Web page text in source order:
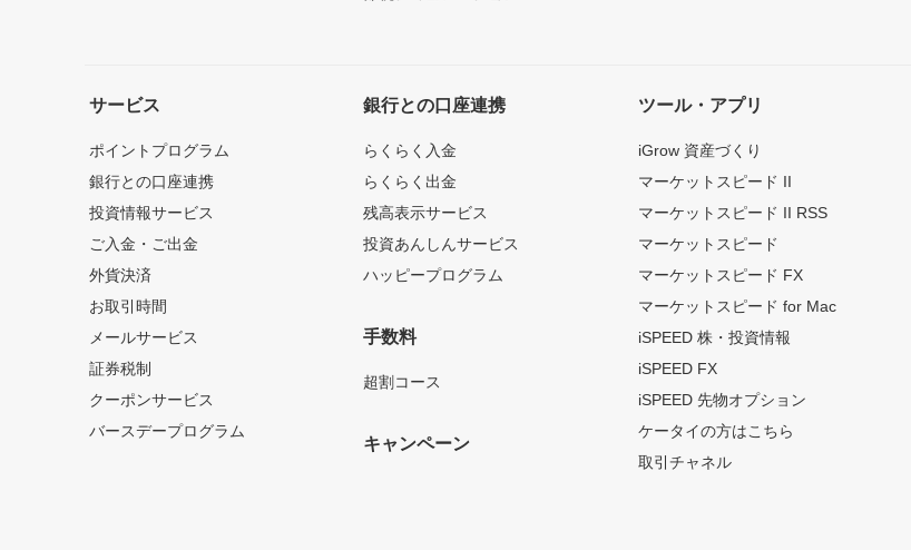
サービス
ポイントプログラム
銀行との口座連携
投資情報サービス
ご入金・ご出金
外貨決済
お取引時間
メールサービス
証券税制
クーポンサービス
バースデープログラム
銀行との口座連携
らくらく入金
らくらく出金
残高表示サービス
投資あんしんサービス
ハッピープログラム
手数料
超割コース
キャンペーン
ツール・アプリ
iGrow 資産づくり
マーケットスピード II
マーケットスピード II RSS
マーケットスピード
マーケットスピード FX
マーケットスピード for Mac
iSPEED 株・投資情報
iSPEED FX
iSPEED 先物オプション
ケータイの方はこちら
取引チャネル